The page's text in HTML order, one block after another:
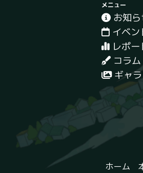
メニュー
お知ら
イベン
レポー
コラム
ギャ
ホーム